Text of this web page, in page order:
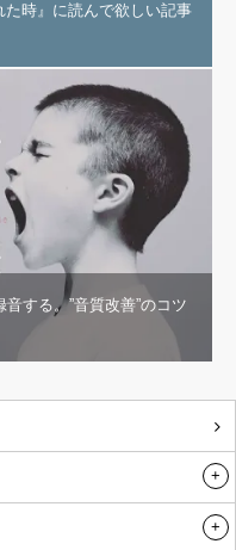
時』に読んで欲しい記事
する。”音質改善”のコツ